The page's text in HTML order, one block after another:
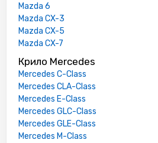
Mazda 6
Mazda CX-3
Mazda CX-5
Mazda CX-7
Крило Mercedes
Mercedes C-Class
Mercedes CLA-Class
Mercedes E-Class
Mercedes GLC-Class
Mercedes GLE-Class
Mercedes M-Class